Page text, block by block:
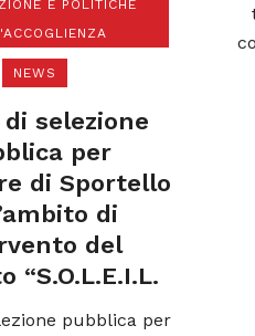
E POLITICHE
NEWS
di selezione
per
di Sportello
di
del
“S.O.L.E.I.L.
pubblica per